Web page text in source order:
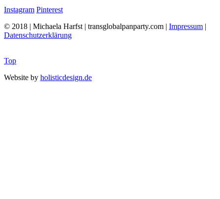
Instagram Pinterest
© 2018 | Michaela Harfst | transglobalpanparty.com | Impressum |
Datenschutzerklärung
Top
Website by holisticdesign.de